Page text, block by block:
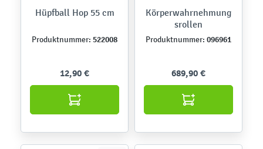
Hüpfball Hop 55 cm
Produktnummer: 522008
12,90 €
Körperwahrnehmung
srollen
Produktnummer: 096961
689,90 €